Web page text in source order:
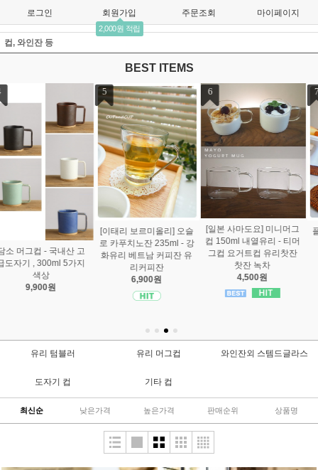
로그인 회원가입
2,000원 적립
주문조회 마이페이지
컵, 와인잔 등
BEST ITEMS
플리츠 쁘띠 고블렛 14ml
[알코록]
5,000원
8
환경호르몬 프리~ [HOW
W] 하우 올 스텐 텀블러 5
00ml 손잡이형 - 고급 18/
8 스텐레스 24시간 보온
보냉 , 냄새가 베지않고 세
척간편~ 스텐보온병, 하
우텀블러, 하우보냉병, 하
우보온병, 컵앤컵보냉병,
컵앤컵텀블러
19,000원
일반유리보다 3배강한!!
듀라렉스 피카디 160ml,
220ml, 250ml - 내열유리
3,000원
유리 텀블러 유리 머그컵 와인잔외 스템드글라스
도자기 컵 기타 컵
최신순 낮은가격 높은가격 판매순위 상품명